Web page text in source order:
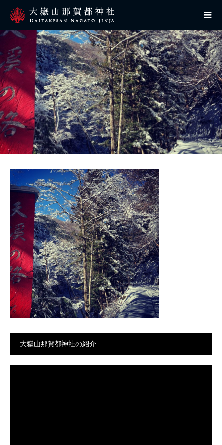
大嶽山那賀都神社の紹介